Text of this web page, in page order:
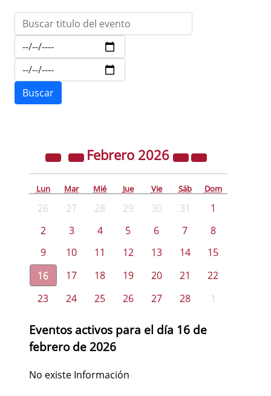
Febrero 2026
Lun Mar Mié Jue Vie Sáb Dom
26 27 28 29 30 31
1
2
3 4 5 6 7
8
9
10 11 12 13 14
15
16
17 18 19 20 21
22
23
24 25 26 27 28 1
Eventos activos para el día 16 de
febrero de 2026
No existe Información